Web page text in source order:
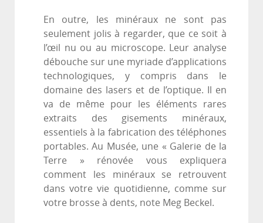
En outre, les minéraux ne sont pas
seulement jolis à regarder, que ce soit à
l’œil nu ou au microscope. Leur analyse
débouche sur une myriade d’applications
technologiques, y compris dans le
domaine des lasers et de l’optique. Il en
va de même pour les éléments rares
extraits des gisements minéraux,
essentiels à la fabrication des téléphones
portables. Au Musée, une « Galerie de la
Terre » rénovée vous expliquera
comment les minéraux se retrouvent
dans votre vie quotidienne, comme sur
votre brosse à dents, note Meg Beckel.